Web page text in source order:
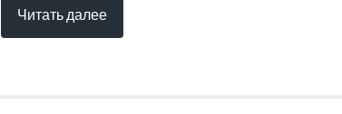
Читать далее